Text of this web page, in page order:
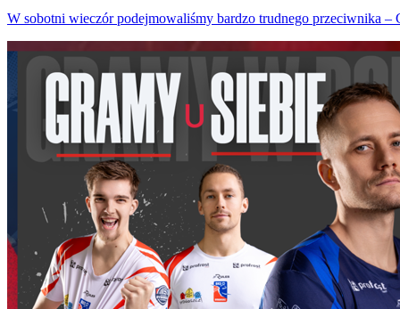
W sobotni wieczór podejmowaliśmy bardzo trudnego przeciwnika –